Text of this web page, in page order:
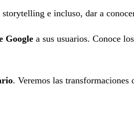
e incluso, dar a
Google a sus usuarios. Conoce
. Veremos las